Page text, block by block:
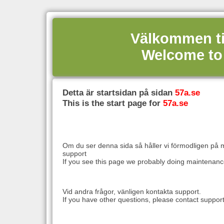
Välkommen
Welcome
Detta är startsidan på sidan 57a.se
This is the start page for 57a.se
Om du ser denna sida så håller vi förmodligen på
support
If you see this page we probably doing
Vid andra frågor, vänligen kontakta support.
If you have other questions, please contact